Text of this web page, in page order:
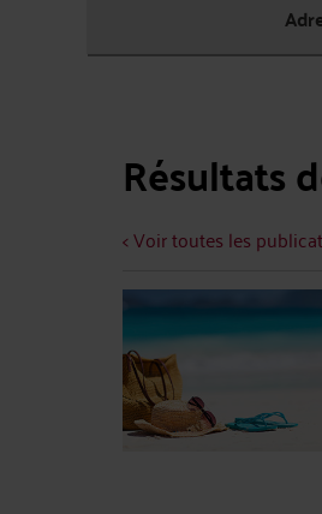
Résultats
< Voir toutes les